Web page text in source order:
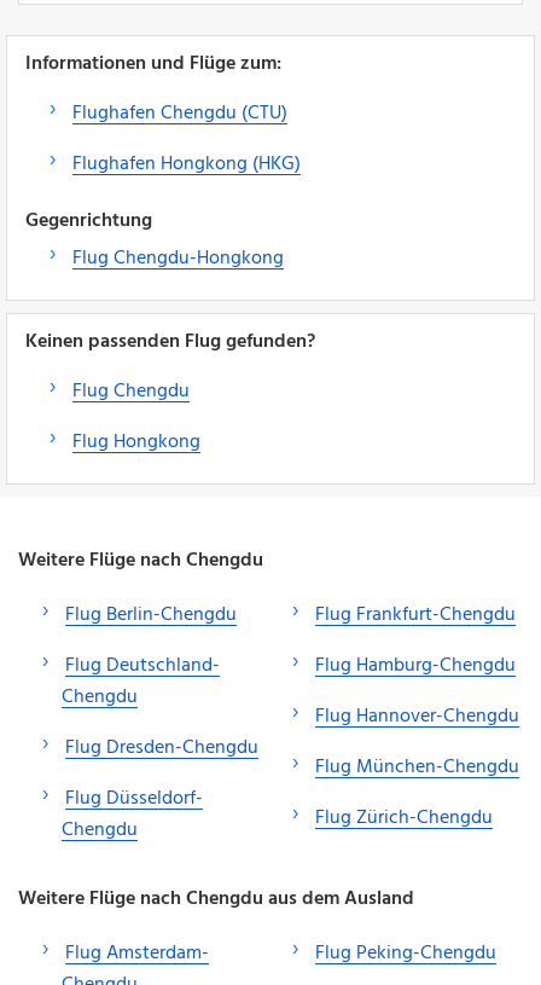
Informationen und Flüge zum:
Flughafen Chengdu (CTU)
Flughafen Hongkong (HKG)
Gegenrichtung
Flug Chengdu-Hongkong
Keinen passenden Flug gefunden?
Flug Chengdu
Flug Hongkong
Weitere Flüge nach Chengdu
Flug Berlin-Chengdu
Flug Deutschland-
Chengdu
Flug Dresden-Chengdu
Flug Düsseldorf-
Chengdu
Flug Frankfurt-Chengdu
Flug Hamburg-Chengdu
Flug Hannover-Chengdu
Flug München-Chengdu
Flug Zürich-Chengdu
Weitere Flüge nach Chengdu aus dem Ausland
Flug Amsterdam-
Flug Peking-Chengdu